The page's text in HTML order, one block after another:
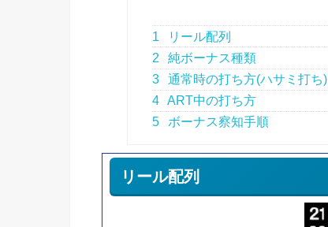
1
リール配列
2
純ボーナス種類
3
通常時の打ち方(ハサミ打ち)
4
ART中の打ち方
5
ボーナス察知手順
リール配列